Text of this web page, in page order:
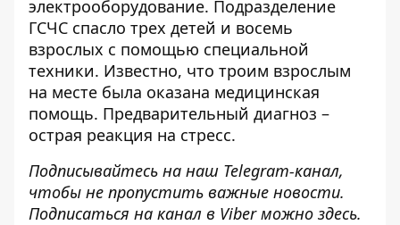
электрооборудование. Подразделение
ГСЧС спасло трех детей и восемь
взрослых с помощью специальной
техники. Известно, что троим взрослым
на месте была оказана медицинская
помощь. Предварительный диагноз –
острая реакция на стресс.
Подписывайтесь на наш Telegram-канал,
чтобы не пропустить важные новости.
Подписаться на канал в Viber можно здесь.